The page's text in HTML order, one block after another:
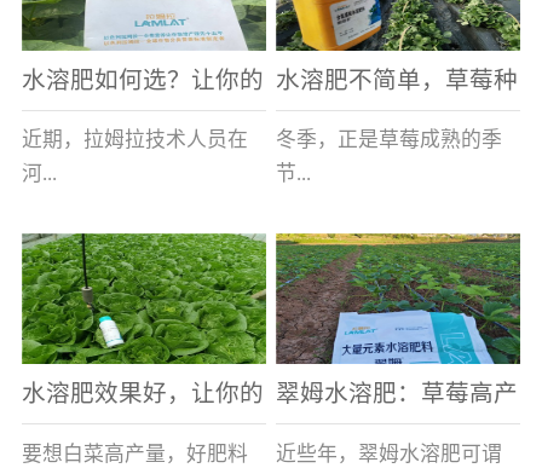
水溶肥如何选？让你的
老棚土好产量高
近期，拉姆拉技术人员在
河...
南走访时，发现当地许多
蔬菜产区，老棚数量占多
数，连年的重茬、土壤板
结等原因，导致土壤差，
作物根系...
水溶肥不简单，草莓种
植户指名要使用
冬季，正是草莓成熟的季
节...
，也是山东窦大哥开心的
时刻，从一大早接到收购
商的电话，就开始在草莓
大棚里忙碌。为什么窦大
哥家的草...
水溶肥效果好，让你的
白菜增产不是问题
要想白菜高产量，好肥料
翠姆水溶肥：草莓高产
的好帮手
近些年，翠姆水溶肥可谓